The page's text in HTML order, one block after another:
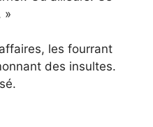
»
les fourrant
des insultes.